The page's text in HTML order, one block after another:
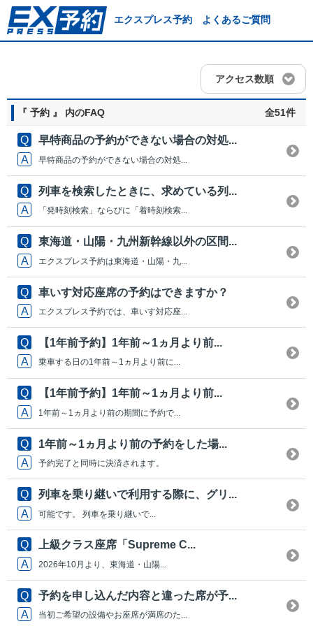
エクスプレス予約 よくあるご質問
アクセス数順
『 予約 』 内のFAQ 全51件
早特商品の予約ができない場合の対処...
早特商品の予約ができない場合の対処...
列車を検索したときに、求めている列...
「発時刻検索」ならびに「着時刻検索...
東海道・山陽・九州新幹線以外の区間...
エクスプレス予約は東海道・山陽・九...
車いす対応座席の予約はできますか？
エクスプレス予約では、車いす対応座...
【1年前予約】1年前～1ヵ月より前...
乗車する日の1年前～1ヵ月より前に...
【1年前予約】1年前～1ヵ月より前...
1年前～1ヵ月より前の期間に予約で...
1年前～1ヵ月より前の予約をした場...
予約完了と同時に決済されます。
列車を乗り継いで利用する際に、グリ...
可能です。 列車を乗り継いで...
上級クラス座席「Supreme C...
2026年10月より、東海道・山陽...
予約を申し込んだ内容と違った席が予...
当初ご希望の設備やお座席が満席のた...